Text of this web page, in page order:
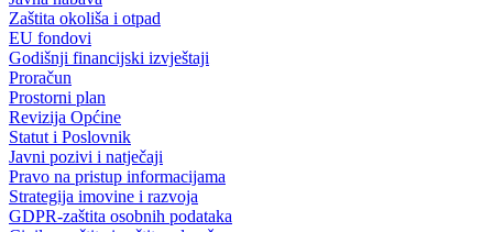
Zaštita okoliša i otpad
EU fondovi
Godišnji financijski izvještaji
Proračun
Prostorni plan
Revizija Općine
Statut i Poslovnik
Javni pozivi i natječaji
Pravo na pristup informacijama
Strategija imovine i razvoja
GDPR-zaštita osobnih podataka